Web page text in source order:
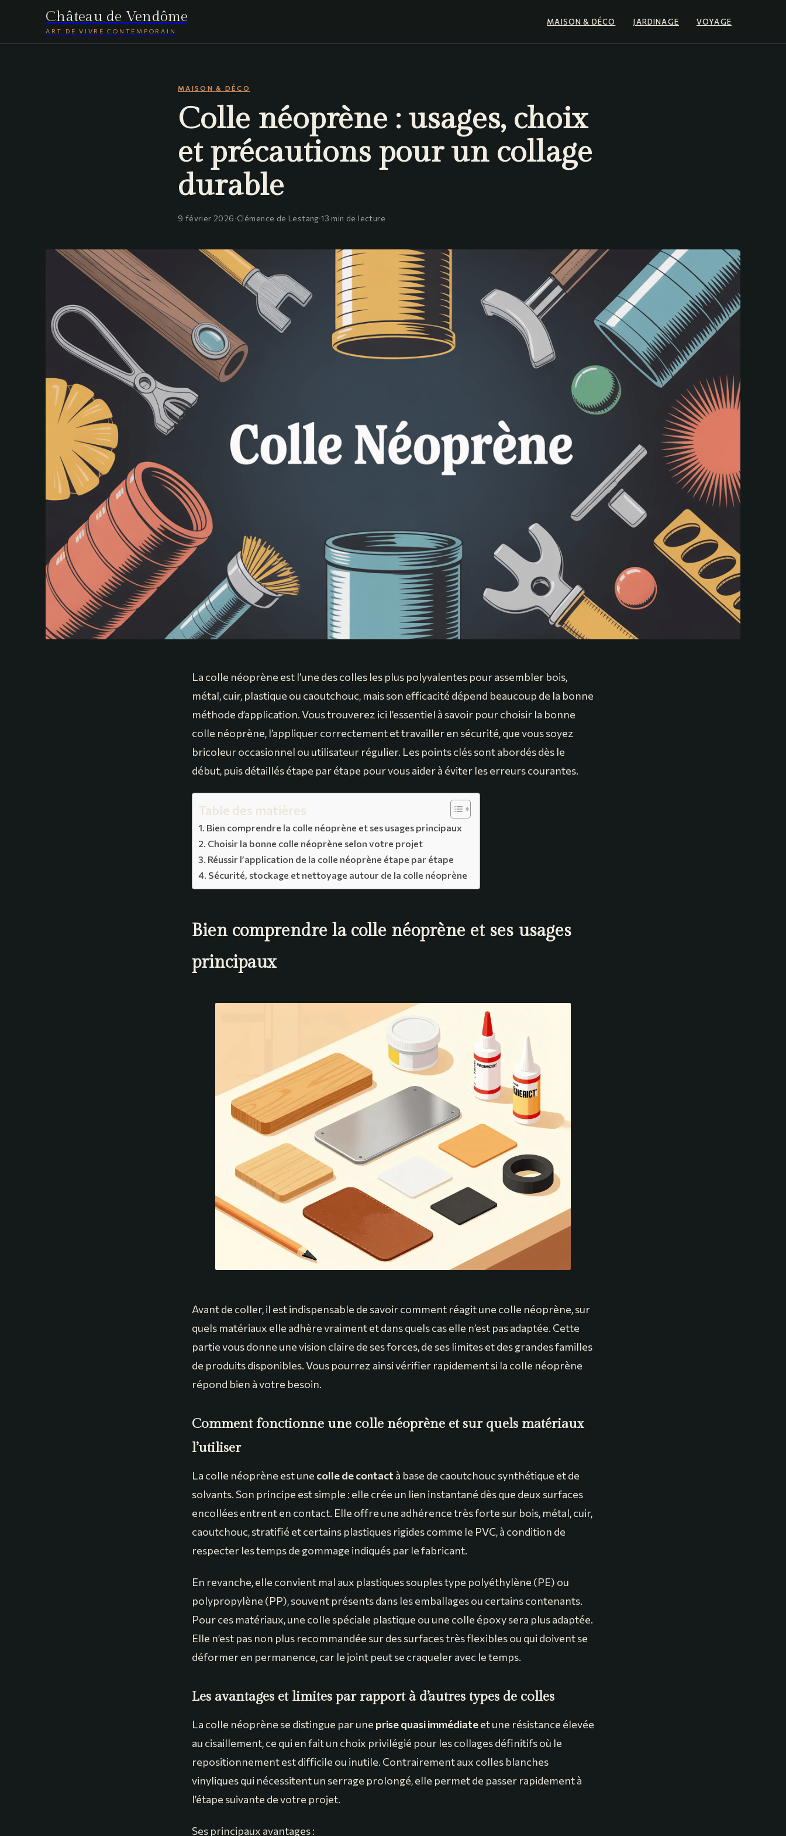
Château de Vendôme
ART DE VIVRE CONTEMPORAIN
MAISON & DÉCO JARDINAGE VOYAGE
MAISON & DÉCO
Colle néoprène : usages, choix
et précautions pour un collage
durable
9 février 2026·Clémence de Lestang·13 min de lecture
La colle néoprène est l’une des colles les plus polyvalentes pour assembler bois,
métal, cuir, plastique ou caoutchouc, mais son efficacité dépend beaucoup de la bonne
méthode d’application. Vous trouverez ici l’essentiel à savoir pour choisir la bonne
colle néoprène, l’appliquer correctement et travailler en sécurité, que vous soyez
bricoleur occasionnel ou utilisateur régulier. Les points clés sont abordés dès le
début, puis détaillés étape par étape pour vous aider à éviter les erreurs courantes.
Table des matières
Bien comprendre la colle néoprène et ses usages principaux
Choisir la bonne colle néoprène selon votre projet
Réussir l’application de la colle néoprène étape par étape
Sécurité, stockage et nettoyage autour de la colle néoprène
Bien comprendre la colle néoprène et ses usages
principaux
Avant de coller, il est indispensable de savoir comment réagit une colle néoprène, sur
quels matériaux elle adhère vraiment et dans quels cas elle n’est pas adaptée. Cette
partie vous donne une vision claire de ses forces, de ses limites et des grandes familles
de produits disponibles. Vous pourrez ainsi vérifier rapidement si la colle néoprène
répond bien à votre besoin.
Comment fonctionne une colle néoprène et sur quels matériaux
l’utiliser
La colle néoprène est une colle de contact à base de caoutchouc synthétique et de
solvants. Son principe est simple : elle crée un lien instantané dès que deux surfaces
encollées entrent en contact. Elle offre une adhérence très forte sur bois, métal, cuir,
caoutchouc, stratifié et certains plastiques rigides comme le PVC, à condition de
respecter les temps de gommage indiqués par le fabricant.
En revanche, elle convient mal aux plastiques souples type polyéthylène (PE) ou
polypropylène (PP), souvent présents dans les emballages ou certains contenants.
Pour ces matériaux, une colle spéciale plastique ou une colle époxy sera plus adaptée.
Elle n’est pas non plus recommandée sur des surfaces très flexibles ou qui doivent se
déformer en permanence, car le joint peut se craqueler avec le temps.
Les avantages et limites par rapport à d’autres types de colles
La colle néoprène se distingue par une prise quasi immédiateet une résistance élevée
au cisaillement, ce qui en fait un choix privilégié pour les collages définitifs où le
repositionnement est difficile ou inutile. Contrairement aux colles blanches
vinyliques qui nécessitent un serrage prolongé, elle permet de passer rapidement à
l’étape suivante de votre projet.
Ses principaux avantages :